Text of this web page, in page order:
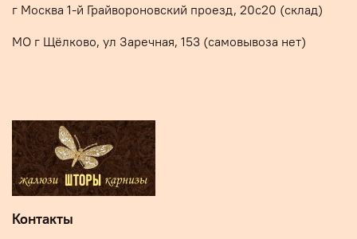
г Москва 1-й Грайвороновский проезд, 20с20 (склад)
МО г Щёлково, ул Заречная, 153 (самовывоза нет)
Контакты